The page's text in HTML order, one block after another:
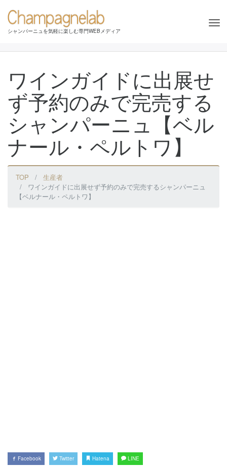
シャンパーニュを気軽に楽しむ専門WEBメディア
ワインガイドに出展せ
ず予約のみで完売する
シャンパーニュ【ベル
ナール・ペルトワ】
TOP
生産者
ワインガイドに出展せず予約のみで完売するシャンパーニュ
【ベルナール・ペルトワ】
Facebook Twitter Hatena LINE